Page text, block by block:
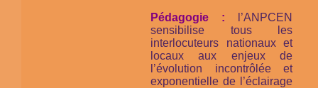
Pédagogie :
l’ANPCEN
sensibilise tous les
interlocuteurs nationaux et
locaux aux enjeux de
l’évolution incontrôlée et
exponentielle de l’éclairage